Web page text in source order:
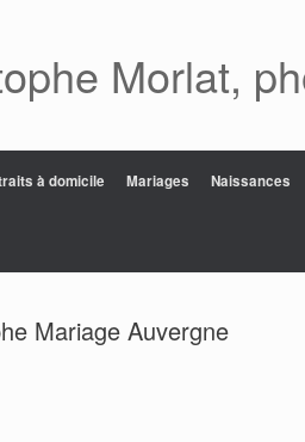
Morlat,
à domicile Mariages Naissances
Mariage Auvergne